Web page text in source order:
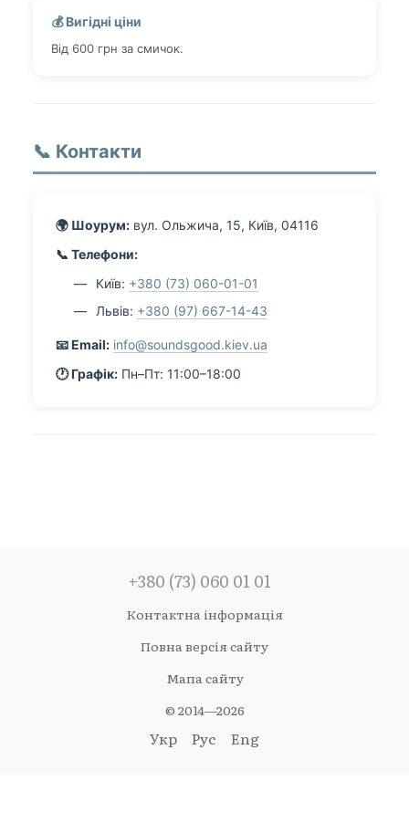
💰 Вигідні ціни
Від 600 грн за смичок.
📞 Контакти
🌍 Шоурум: вул. Ольжича, 15, Київ, 04116
📞 Телефони:
Київ: +380 (73) 060-01-01
Львів: +380 (97) 667-14-43
📧 Email: info@soundsgood.kiev.ua
🕐 Графік: Пн–Пт: 11:00–18:00
+380 (73) 060 01 01
Контактна інформація
Повна версія сайту
Мапа сайту
© 2014—2026
Укр Рус Eng